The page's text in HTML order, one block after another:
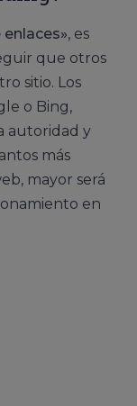
, es
que otros
sitio. Los
o Bing,
autoridad y
más
mayor será
en